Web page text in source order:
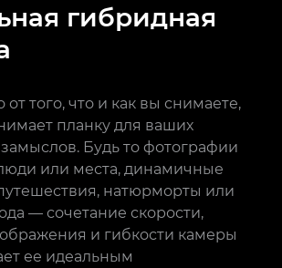
гибридная
того, что и как вы снимаете,
планку для ваших
Будь то фотографии
или места, динамичные
натюрморты или
— сочетание скорости,
и гибкости камеры
ее идеальным